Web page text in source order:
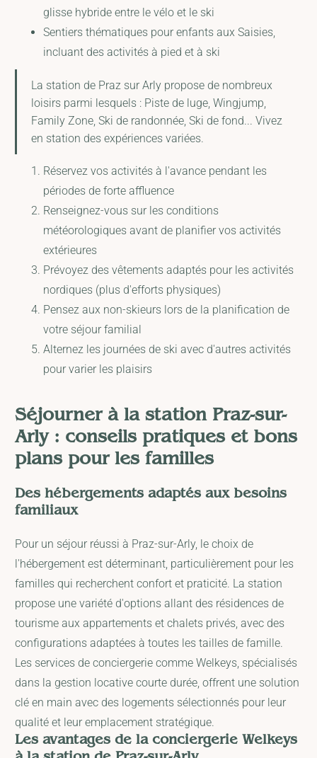
glisse hybride entre le vélo et le ski
Sentiers thématiques pour enfants aux Saisies,
incluant des activités à pied et à ski
La station de Praz sur Arly propose de nombreux
loisirs parmi lesquels : Piste de luge, Wingjump,
Family Zone, Ski de randonnée, Ski de fond... Vivez
en station des expériences variées.
Réservez vos activités à l'avance pendant les
périodes de forte affluence
Renseignez-vous sur les conditions
météorologiques avant de planifier vos activités
extérieures
Prévoyez des vêtements adaptés pour les activités
nordiques (plus d'efforts physiques)
Pensez aux non-skieurs lors de la planification de
votre séjour familial
Alternez les journées de ski avec d'autres activités
pour varier les plaisirs
Séjourner à la station Praz-sur-
Arly : conseils pratiques et bons
plans pour les familles
Des hébergements adaptés aux besoins
familiaux
Pour un séjour réussi à Praz-sur-Arly, le choix de
l'hébergement est déterminant, particulièrement pour les
familles qui recherchent confort et praticité. La station
propose une variété d'options allant des résidences de
tourisme aux appartements et chalets privés, avec des
configurations adaptées à toutes les tailles de famille.
Les services de conciergerie comme Welkeys, spécialisés
dans la gestion locative courte durée, offrent une solution
clé en main avec des logements sélectionnés pour leur
qualité et leur emplacement stratégique.
Les avantages de la conciergerie Welkeys